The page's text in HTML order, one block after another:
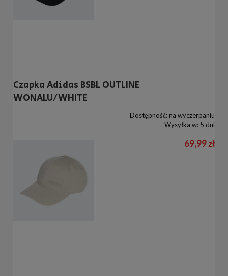
Czapka Adidas BSBL OUTLINE
WONALU/WHITE
Dostępność: na wyczerpaniu
Wysyłka w: 5 dni
69,99 zł